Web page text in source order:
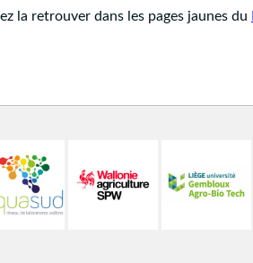
la retrouver dans les pages jaunes du